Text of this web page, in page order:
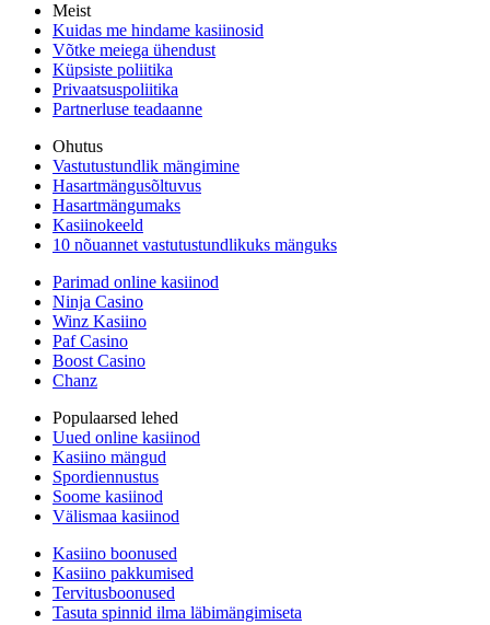
Meist
Kuidas me hindame kasiinosid
Võtke meiega ühendust
Küpsiste poliitika
Privaatsuspoliitika
Partnerluse teadaanne
Ohutus
Vastutustundlik mängimine
Hasartmängusõltuvus
Hasartmängumaks
Kasiinokeeld
10 nõuannet vastutustundlikuks mänguks
Parimad online kasiinod
Ninja Casino
Winz Kasiino
Paf Casino
Boost Casino
Chanz
Populaarsed lehed
Uued online kasiinod
Kasiino mängud
Spordiennustus
Soome kasiinod
Välismaa kasiinod
Kasiino boonused
Kasiino pakkumised
Tervitusboonused
Tasuta spinnid ilma läbimängimiseta